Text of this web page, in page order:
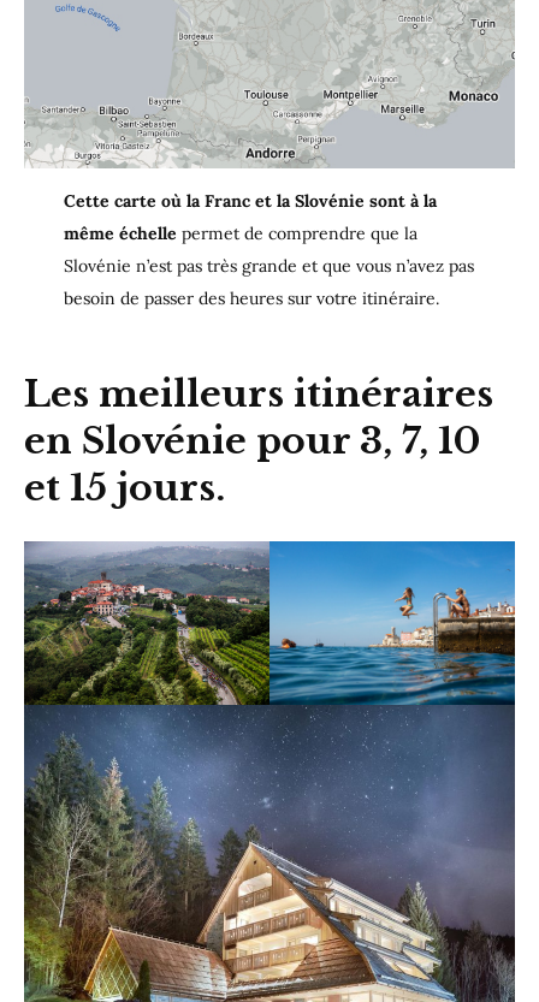
Cette carte où la Franc et la Slovénie sont à la
même échelle permet de comprendre que la
Slovénie n’est pas très grande et que vous n’avez pas
besoin de passer des heures sur votre itinéraire.
Les meilleurs itinéraires
en Slovénie pour 3, 7, 10
et 15 jours.